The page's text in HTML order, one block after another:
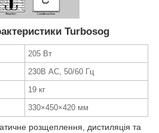
Turbosog
205 Вт
230В АС, 50/60 Гц
19 кг
330×450×420 мм
розщеплення, дистиляція та